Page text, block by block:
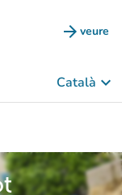
arrow_forward veure
(new
Català keyboard_arrow_down